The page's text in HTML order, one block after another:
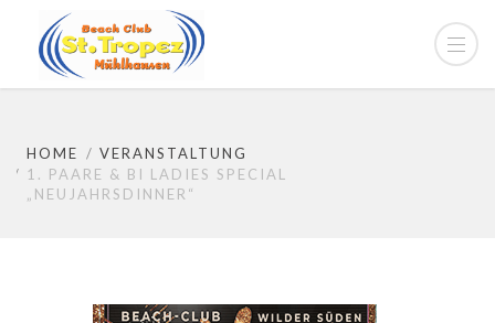
HOME
VERANSTALTUNG
1. PAARE & BI LADIES SPECIAL
„NEUJAHRSDINNER“